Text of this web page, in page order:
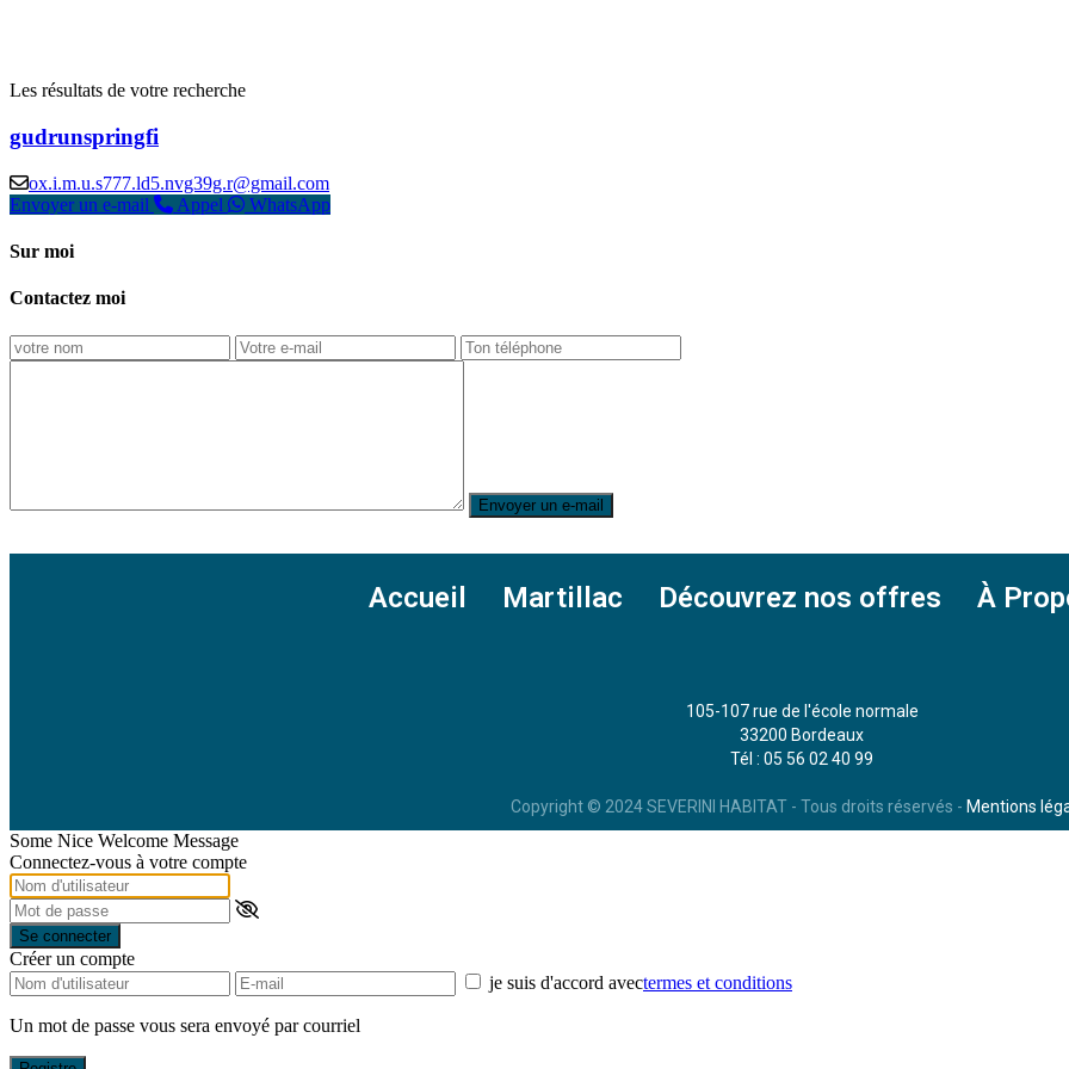
Les résultats de votre recherche
gudrunspringfi
ox.i.m.u.s777.ld5.nvg39g.r@gmail.com
Envoyer un e-mail
Appel WhatsApp
Sur moi
Contactez moi
Accueil Martillac Découvrez nos offres À
105-107 rue de l'école normale
33200 Bordeaux
Tél : 05 56 02 40 99
Copyright © 2024 SEVERINI HABITAT - Tous droits réservés - Mentions
Some Nice Welcome Message
Connectez-vous à votre compte
Se connecter
Créer un compte
je suis d'accord avectermes et conditions
Un mot de passe vous sera envoyé par courriel